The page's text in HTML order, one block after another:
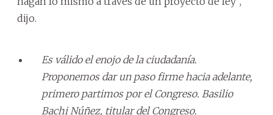
dijo.
Es válido el enojo de la ciudadanía.
Proponemos dar un paso firme hacia adelante,
primero partimos por el Congreso. Basilio
Bachi Núñez, titular del Congreso.